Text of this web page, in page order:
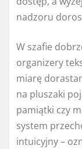
nadzoru
W szafie
organizery
miarę
na pluszaki
pamiątki czy
system
intuicyjny –